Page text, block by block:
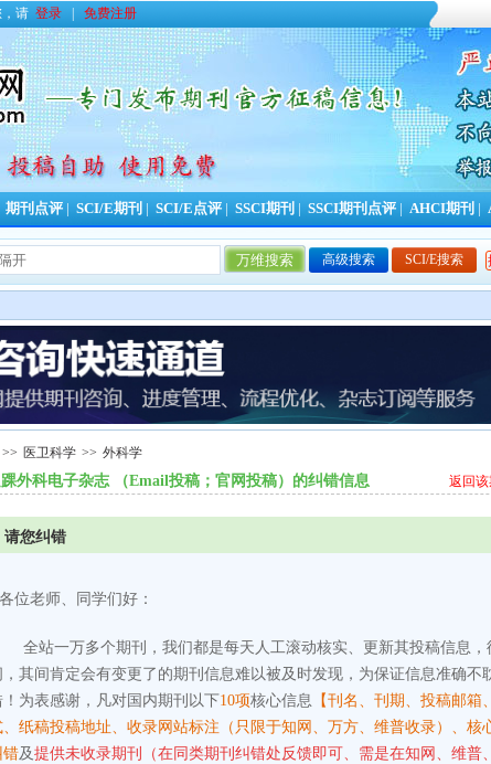
请 登录 免费注册
期刊点评 SCI/E期刊 SCI/E点评 SSCI期刊 SSCI期刊点评 AHCI期刊
高级搜索 SCI/E搜索
>> 医卫科学 >> 外科学
外科电子杂志 （Email投稿；官网投稿）的纠错信息 返回该
请您纠错
各位老师、同学们好：
全站一万多个期刊，我们都是每天人工滚动核实、更新其投稿信息
，其间肯定会有变更了的期刊信息难以被及时发现，为保证信息准确不
！为表感谢，凡对国内期刊以下10项核心信息 【刊名、刊期、投稿邮
、纸稿投稿地址、收录网站标注（只限于知网、万方、维普收录）、核
错及提供未收录期刊（在同类期刊纠错处反馈即可、需是在知网、维普